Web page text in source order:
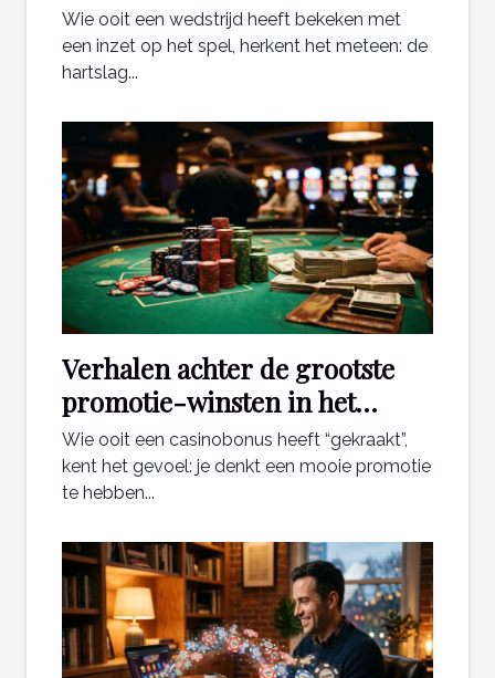
blik
Wie ooit een wedstrijd heeft bekeken met
een inzet op het spel, herkent het meteen: de
hartslag...
Verhalen achter de grootste
promotie-winsten in het
casino
Wie ooit een casinobonus heeft “gekraakt”,
kent het gevoel: je denkt een mooie promotie
te hebben...